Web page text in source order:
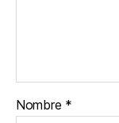
Nombre *